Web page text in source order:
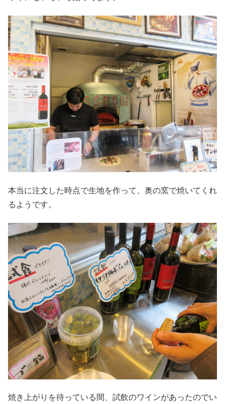
本当に注文した時点で生地を作って、奥の窯で焼いてくれ
るようです。
焼き上がりを待っている間、試飲のワインがあったのでい